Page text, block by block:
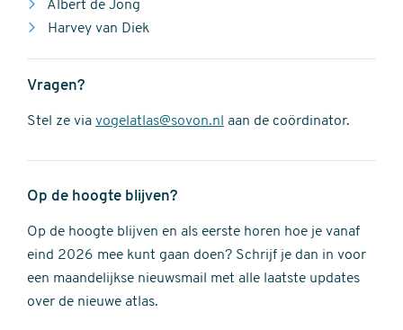
Albert de Jong
Harvey van Diek
Vragen?
Stel ze via vogelatlas@sovon.nl aan de coördinator.
Op de hoogte blijven?
Op de hoogte blijven en als eerste horen hoe je vanaf
eind 2026 mee kunt gaan doen? Schrijf je dan in voor
een maandelijkse nieuwsmail met alle laatste updates
over de nieuwe atlas.